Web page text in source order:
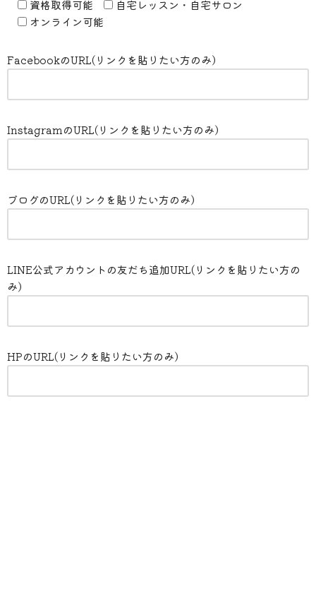
資格取得可能
自宅レッスン・自宅サロン
オンライン可能
FacebookのURL(リンクを貼りたい方のみ）
InstagramのURL(リンクを貼りたい方のみ）
ブログのURL(リンクを貼りたい方のみ）
LINE公式アカウントの友だち追加URL(リンクを貼りたい方の
み）
HPのURL(リンクを貼りたい方のみ）